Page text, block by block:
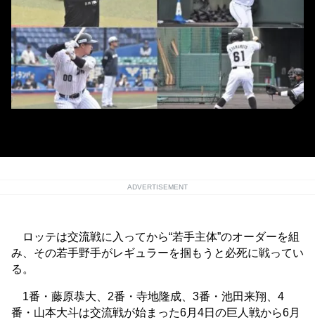
ADVERTISEMENT
ロッテは交流戦に入ってから“若手主体”のオーダーを組
み、その若手野手がレギュラーを掴もうと必死に戦ってい
る。
1番・藤原恭大、2番・寺地隆成、3番・池田来翔、4
番・山本大斗は交流戦が始まった6月4日の巨人戦から6月